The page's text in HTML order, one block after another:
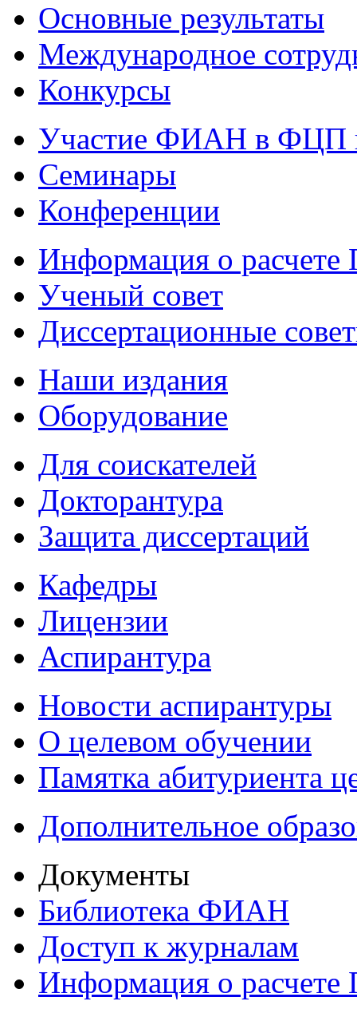
Основные результаты
Международное
Конкурсы
Участие ФИАН в ФЦП
Семинары
Конференции
Информация о
Ученый совет
Диссертационные
Наши издания
Оборудование
Для соискателей
Докторантура
Защита диссертаций
Кафедры
Лицензии
Аспирантура
Новости аспирантуры
О целевом обучении
Памятка абитуриента
Дополнительное
Документы
Библиотека ФИАН
Доступ к журналам
Информация о